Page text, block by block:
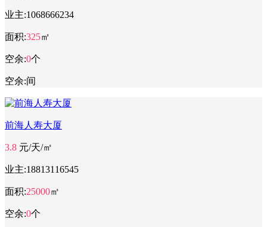
业主:1068666234
面积:325㎡
空余:0个
空余:间
前海人寿大厦
3.8 元/天/㎡
业主:18813116545
面积:25000㎡
空余:0个